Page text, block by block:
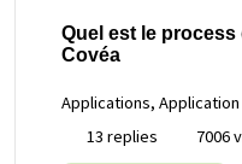
Quel est le
Covéa
Applications,
13 replies
7006